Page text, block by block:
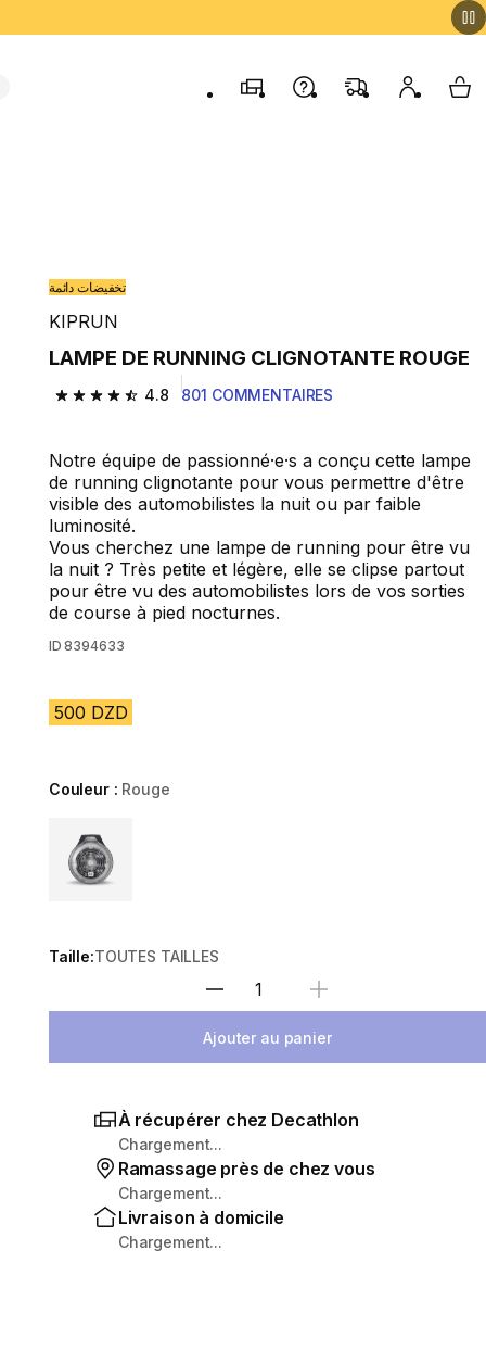
MagasinsContactez-nous
FAQ Mon My
تخفيضات دائمة
KIPRUN
LAMPE DE RUNNING CLIGNOTANTE ROUGE
4.8
4.8 out of 5 stars from 801 reviews
801 COMMENTAIRES
Notre équipe de passionné·e·s a conçu cette lampe
de running clignotante pour vous permettre d'être
visible des automobilistes la nuit ou par faible
luminosité.
Vous cherchez une lampe de running pour être vu
la nuit ? Très petite et légère, elle se clipse partout
pour être vu des automobilistes lors de vos sorties
de course à pied nocturnes.
ID 8394633
500 DZD
Couleur : Rouge
Choose a variant
Taille:TOUTES TAILLES
Sélectionnez la quantité
Ajouter au panier
À récupérer chez Decathlon
Chargement...
Ramassage près de chez vous
Chargement...
Livraison à domicile
Chargement...